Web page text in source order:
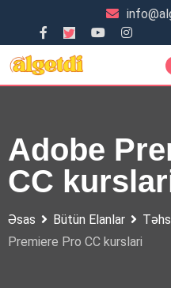
content
Adobe
CC
Əsas Bütün Elanlar
Premiere Pro CC kurslari